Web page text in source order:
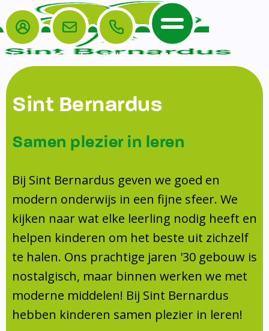
Home
De School
Veiligheidsplan
Onderwijs
Leerlingenraad
Leerlingenzorg
Doorstroomtoets
Jeugdprofessional op school
Centrum Jeugd en Gezin
Schoollogopedie
schoolondersteuningsprofiel
Schooltijden
Absentie
Vakanties
Aanmelden
Het Team
Ouders
Ouders
Tussenschoolse opvang
Activiteitencommissie (AC)
Medezeggenschapsraad (MR)
Formulieren
Klachtenregeling
Contact
Login E-mail Bellen Menu
Sint Bernardus
Samen plezier in leren
Bij Sint Bernardus geven we goed en
modern onderwijs in een fijne sfeer. We
kijken naar wat elke leerling nodig heeft en
helpen kinderen om het beste uit zichzelf
te halen. Ons prachtige jaren '30 gebouw is
nostalgisch, maar binnen werken we met
moderne middelen! Bij Sint Bernardus
hebben kinderen samen plezier in leren!